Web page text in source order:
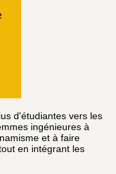
d'étudiantes vers les
ingénieures à
et à faire
en intégrant les